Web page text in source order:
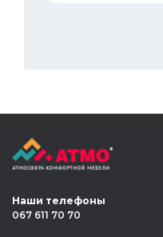
Наши телефоны
067 611 70 70